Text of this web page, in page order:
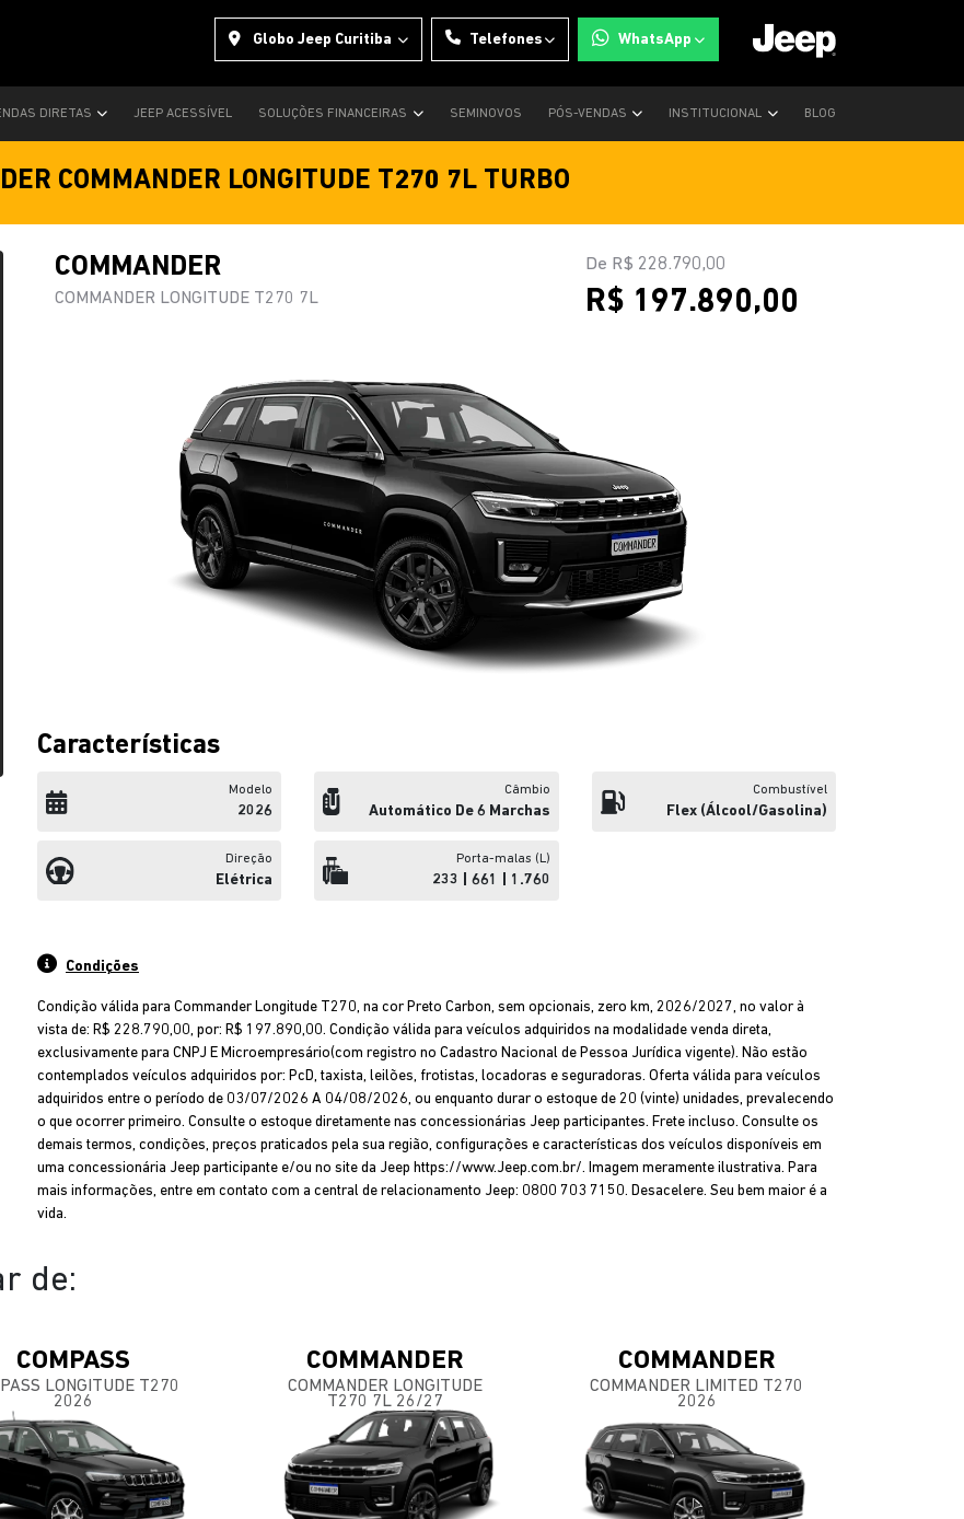
Globo Jeep Curitiba Telefones WhatsApp
DIRETAS JEEP ACESSÍVEL SOLUÇÕES FINANCEIRAS SEMINOVOS PÓS-VENDAS INSTITUCIONAL BLOG
COMMANDER LONGITUDE T270 7L TURBO
COMMANDER
COMMANDER LONGITUDE T270 7L
De R$ 228.790,00
R$ 197.890,00
Características
Modelo
2026
Câmbio
Automático De 6 Marchas
Combustível
Flex (álcool/gasolina)
Direção
Elétrica
Porta-malas (L)
233 | 661 | 1.760
Condições
Condição válida para Commander Longitude T270, na cor Preto Carbon, sem opcionais, zero km, 2026/2027, no valor à
vista de: R$ 228.790,00, por: R$ 197.890,00. Condição válida para veículos adquiridos na modalidade venda direta,
exclusivamente para CNPJ E Microempresário(com registro no Cadastro Nacional de Pessoa Jurídica vigente). Não estão
contemplados veículos adquiridos por: PcD, taxista, leilões, frotistas, locadoras e seguradoras. Oferta válida para veículos
adquiridos entre o período de 03/07/2026 A 04/08/2026, ou enquanto durar o estoque de 20 (vinte) unidades, prevalecendo
o que ocorrer primeiro. Consulte o estoque diretamente nas concessionárias Jeep participantes. Frete incluso. Consulte os
demais termos, condições, preços praticados pela sua região, configurações e características dos veículos disponíveis em
uma concessionária Jeep participante e/ou no site da Jeep https://www.Jeep.com.br/. Imagem meramente ilustrativa. Para
mais informações, entre em contato com a central de relacionamento Jeep: 0800 703 7150. Desacelere. Seu bem maior é a
vida.
de:
COMPASS
LONGITUDE T270
2026
COMMANDER
COMMANDER LONGITUDE
T270 7L 26/27
COMMANDER
COMMANDER LIMITED T270
2026